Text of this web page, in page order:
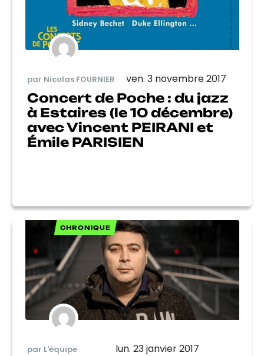
par Nicolas FOURNIER ven. 3 novembre 2017
Concert de Poche : du jazz
à Estaires (le 10 décembre)
avec Vincent PEIRANI et
Émile PARISIEN
CHRONIQUE
par L'équipe lun. 23 janvier 2017